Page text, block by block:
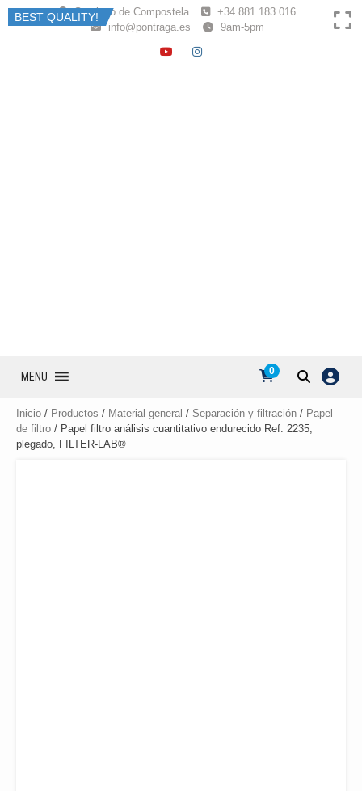
Skip
to
Santiago de Compostela
+34 881 183 016
info@pontraga.es
9am-5pm
YOUTUBE
INSTAGRAM
MENU 0
Inicio / Productos / Material general / Separación y filtración / Papel
de filtro / Papel filtro análisis cuantitativo endurecido Ref. 2235,
plegado, FILTER-LAB®
BEST QUALITY!